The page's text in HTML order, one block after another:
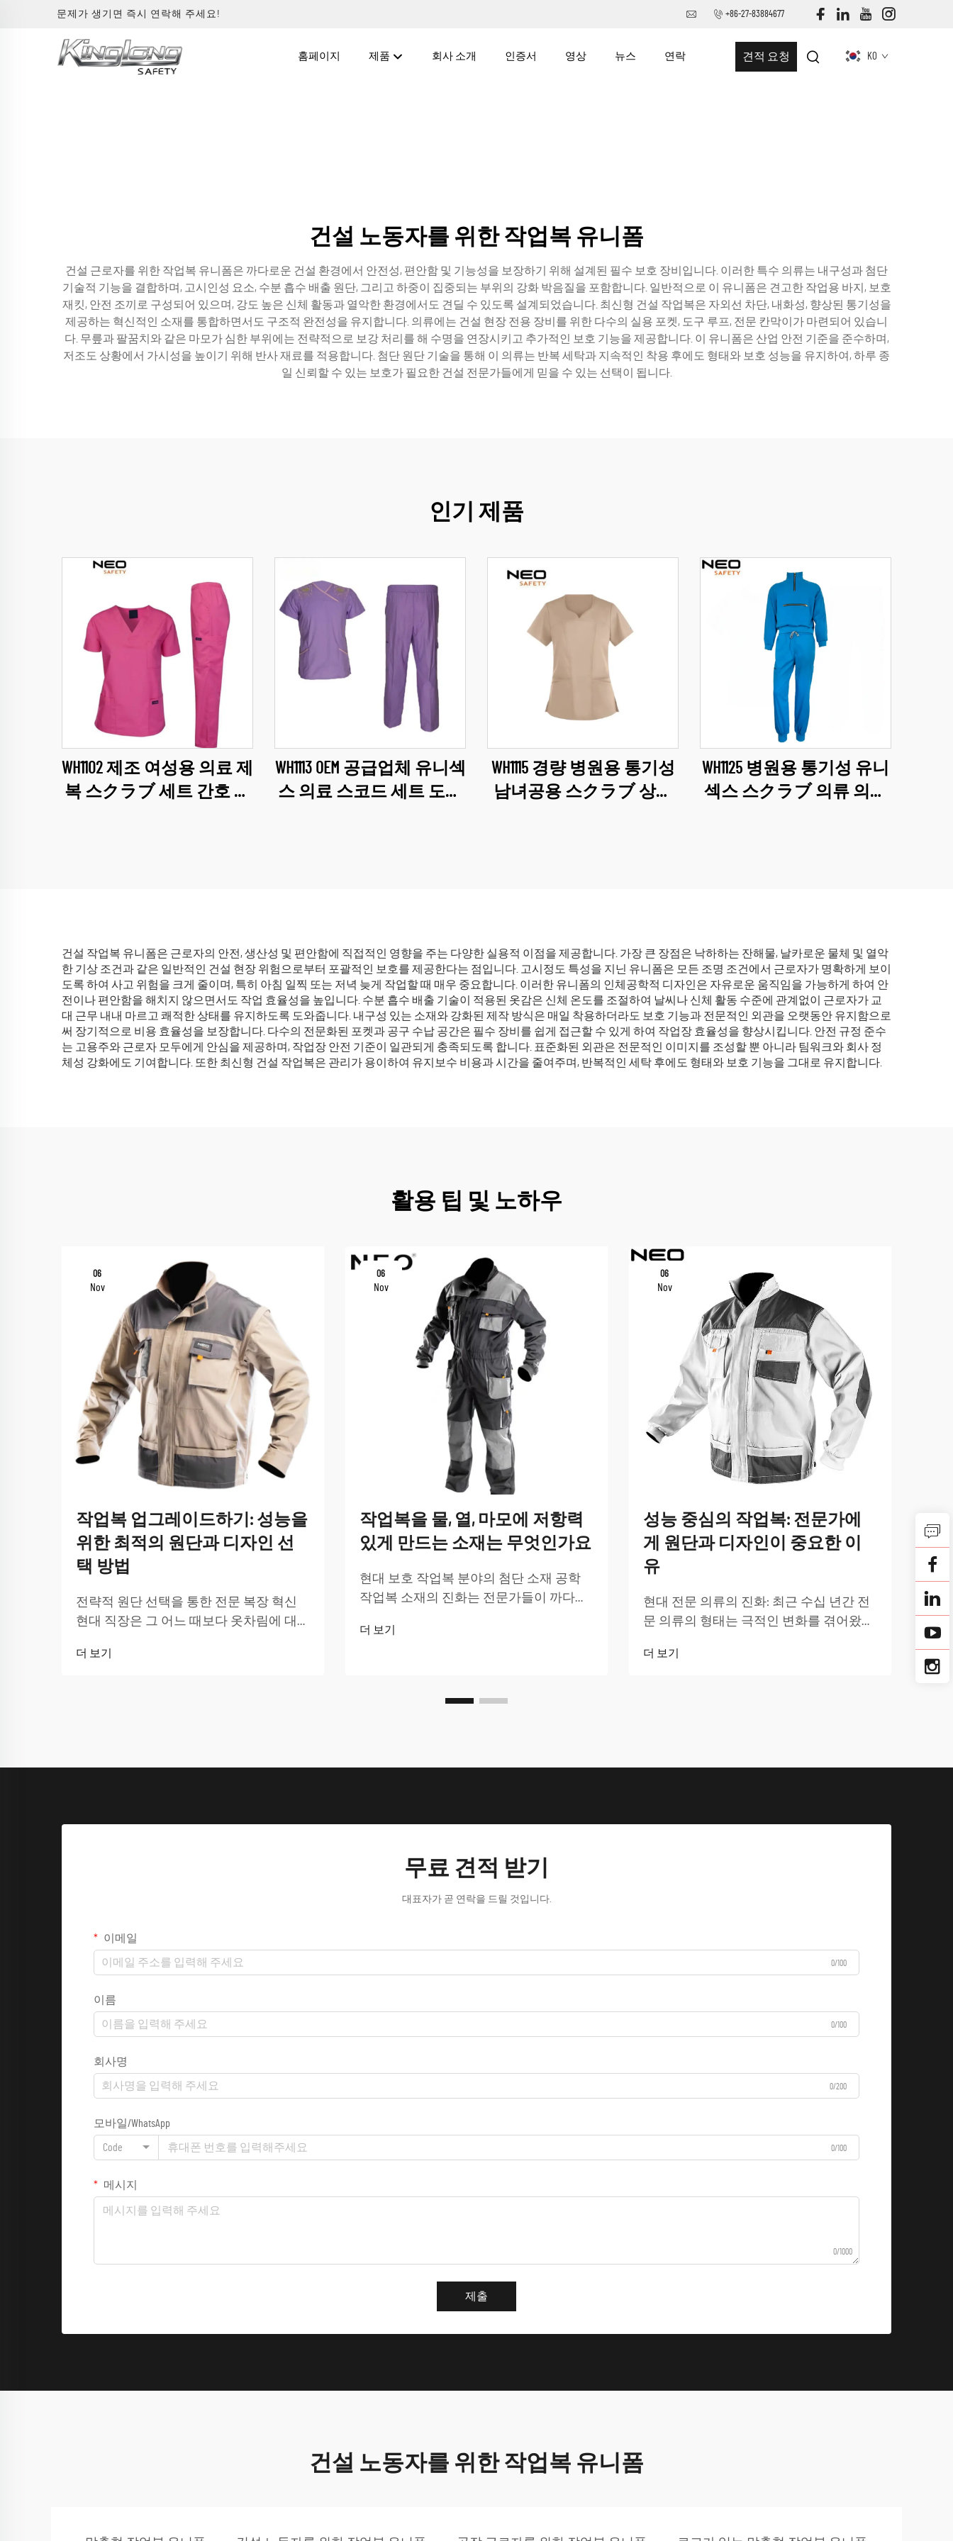
문제가 생기면 즉시 연락해 주세요! +86-27-83884677
홈페이지 제품 회사 소개 인증서 영상 뉴스 연락 견적 요청 KO
건설 노동자를 위한 작업복 유니폼
건설 근로자를 위한 작업복 유니폼은 까다로운 건설 환경에서 안전성, 편안함 및 기능성을 보장하기 위해 설계된 필수 보호 장비입니다. 이러한 특수 의류는 내구성과 첨단
기술적 기능을 결합하며, 고시인성 요소, 수분 흡수 배출 원단, 그리고 하중이 집중되는 부위의 강화 박음질을 포함합니다. 일반적으로 이 유니폼은 견고한 작업용 바지, 보호
재킷, 안전 조끼로 구성되어 있으며, 강도 높은 신체 활동과 열악한 환경에서도 견딜 수 있도록 설계되었습니다. 최신형 건설 작업복은 자외선 차단, 내화성, 향상된 통기성을
제공하는 혁신적인 소재를 통합하면서도 구조적 완전성을 유지합니다. 의류에는 건설 현장 전용 장비를 위한 다수의 실용 포켓, 도구 루프, 전문 칸막이가 마련되어 있습니
다. 무릎과 팔꿈치와 같은 마모가 심한 부위에는 전략적으로 보강 처리를 해 수명을 연장시키고 추가적인 보호 기능을 제공합니다. 이 유니폼은 산업 안전 기준을 준수하며,
저조도 상황에서 가시성을 높이기 위해 반사 재료를 적용합니다. 첨단 원단 기술을 통해 이 의류는 반복 세탁과 지속적인 착용 후에도 형태와 보호 성능을 유지하여, 하루 종
일 신뢰할 수 있는 보호가 필요한 건설 전문가들에게 믿을 수 있는 선택이 됩니다.
인기 제품
WH1102 제조 여성용 의료 제
복 스クラブ 세트 간호 의
WH1113 OEM 공급업체 유니섹
스 의료 스코드 세트 도매
WH1115 경량 병원용 통기성
남녀공용 스クラブ 상의
WH1125 병원용 통기성 유니
섹스 스クラブ 의류 의료
건설 작업복 유니폼은 근로자의 안전, 생산성 및 편안함에 직접적인 영향을 주는 다양한 실용적 이점을 제공합니다. 가장 큰 장점은 낙하하는 잔해물, 날카로운 물체 및 열악
한 기상 조건과 같은 일반적인 건설 현장 위험으로부터 포괄적인 보호를 제공한다는 점입니다. 고시정도 특성을 지닌 유니폼은 모든 조명 조건에서 근로자가 명확하게 보이
도록 하여 사고 위험을 크게 줄이며, 특히 아침 일찍 또는 저녁 늦게 작업할 때 매우 중요합니다. 이러한 유니폼의 인체공학적 디자인은 자유로운 움직임을 가능하게 하여 안
전이나 편안함을 해치지 않으면서도 작업 효율성을 높입니다. 수분 흡수 배출 기술이 적용된 옷감은 신체 온도를 조절하여 날씨나 신체 활동 수준에 관계없이 근로자가 교
대 근무 내내 마르고 쾌적한 상태를 유지하도록 도와줍니다. 내구성 있는 소재와 강화된 제작 방식은 매일 착용하더라도 보호 기능과 전문적인 외관을 오랫동안 유지함으로
써 장기적으로 비용 효율성을 보장합니다. 다수의 전문화된 포켓과 공구 수납 공간은 필수 장비를 쉽게 접근할 수 있게 하여 작업장 효율성을 향상시킵니다. 안전 규정 준수
는 고용주와 근로자 모두에게 안심을 제공하며, 작업장 안전 기준이 일관되게 충족되도록 합니다. 표준화된 외관은 전문적인 이미지를 조성할 뿐 아니라 팀워크와 회사 정
체성 강화에도 기여합니다. 또한 최신형 건설 작업복은 관리가 용이하여 유지보수 비용과 시간을 줄여주며, 반복적인 세탁 후에도 형태와 보호 기능을 그대로 유지합니다.
활용 팁 및 노하우
06
Nov
작업복 업그레이드하기: 성능을
위한 최적의 원단과 디자인 선
택 방법
전략적 원단 선택을 통한 전문 복장 혁신
현대 직장은 그 어느 때보다 옷차림에 대한
협업 세션, 역동적인 업무 환경 등 다양한
더 보기
06
Nov
작업복을 물, 열, 마모에 저항력
있게 만드는 소재는 무엇인가요
현대 보호 작업복 분야의 첨단 소재 공학
작업복 소재의 진화는 전문가들이 까다로
에 혁명을 가져왔습니다. 건설 현장에서 화
더 보기
06
Nov
성능 중심의 작업복: 전문가에
게 원단과 디자인이 중요한 이
유
현대 전문 의류의 진화: 최근 수십 년간 전
문 의류의 형태는 극적인 변화를 겪어왔습
진화의 최전선에 서서 기능성과 스타일을
더 보기
내
있
전
업
무
니
휘
역
더
무료 견적 받기
대표자가 곧 연락을 드릴 것입니다.
이메일
0/100
이름
0/100
회사명
0/200
모바일/WhatsApp
Code 0/100
메시지
0/1000
제출
건설 노동자를 위한 작업복 유니폼